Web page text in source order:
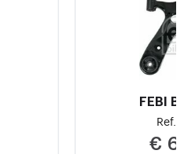
FEBI
Ref.
€